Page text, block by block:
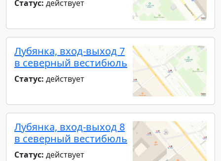
Статус: действует
Лубянка, вход-выход 7
в северный вестибюль
Статус: действует
Лубянка, вход-выход 8
в северный вестибюль
Статус: действует